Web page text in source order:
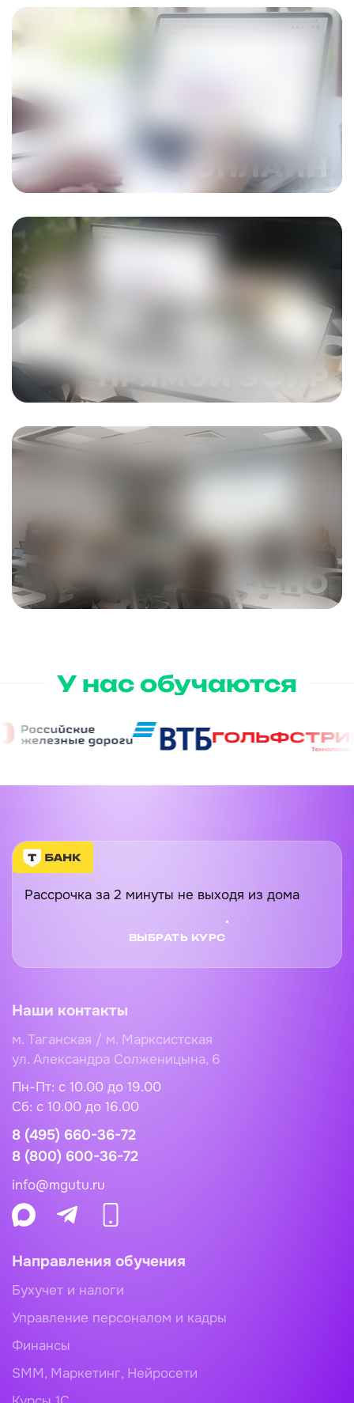
У нас обучаются
Рассрочка за 2 минуты не выходя из дома
ВЫБРАТЬ КУРС
Наши контакты
м. Таганская / м. Марксистская
ул. Александра Солженицына, 6
Пн-Пт: с 10.00 до 19.00
Сб: c 10.00 до 16.00
8 (495) 660-36-72
8 (800) 600-36-72
info@mgutu.ru
Направления обучения
Бухучет и налоги
Управление персоналом и кадры
Финансы
SMM, Маркетинг, Нейросети